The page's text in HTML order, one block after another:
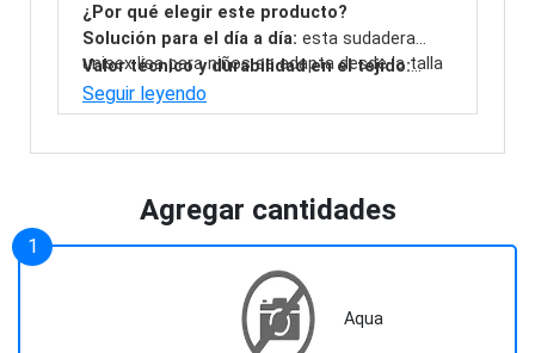
¿Por qué elegir este producto?
Solución para el día a día: esta sudadera
unisex lisa para niños se adapta desde la talla
1-2 hasta la 12-14 años y está disponible en
13 colores para combinar con cualquier look o
Valor técnico y durabilidad en el tejido:
mezcla 65% poliéster y 35% algodón para
equilibrar suavidad y resistencia; además, el
tiempo.
Seguir leyendo
Agregar cantidades
Aqua